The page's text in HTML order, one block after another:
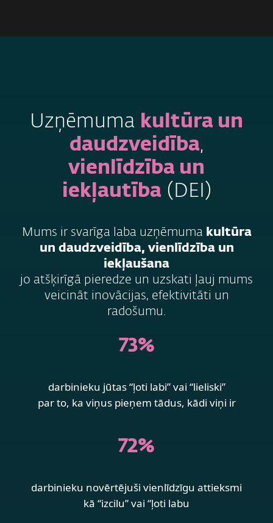
Uzņēmuma kultūra un
daudzveidība,
vienlīdzība un
iekļautība(DEI)
Mums ir svarīga laba uzņēmuma kultūra
un daudzveidība, vienlīdzība un
iekļaušana
jo atšķirīgā pieredze un uzskati ļauj mums
veicināt inovācijas, efektivitāti un
radošumu.
73%
darbinieku jūtas “ļoti labi” vai “lieliski”
par to, ka viņus pieņem tādus, kādi viņi ir
72%
darbinieku novērtējuši vienlīdzīgu attieksmi
kā “izcilu” vai “ļoti labu